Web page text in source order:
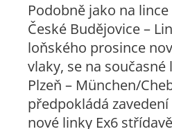
Podobně jako na lince
České Budějovice –
loňského prosince
vlaky, se na současné
Plzeň – München/
předpokládá
nové linky Ex6